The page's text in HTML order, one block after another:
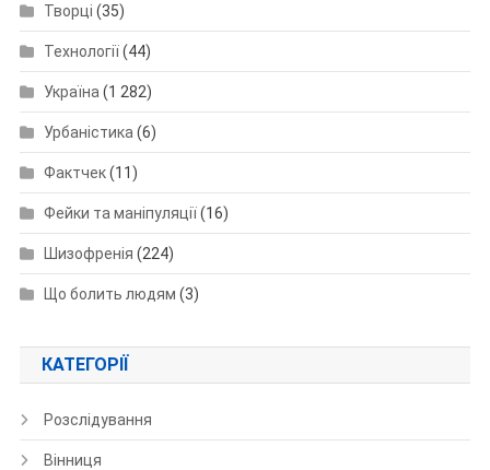
Творці (35)
Технології(44)
Україна (1 282)
Урбаністика (6)
Фактчек(11)
Фейки та маніпуляції(16)
Шизофренія (224)
Що болить людям (3)
КАТЕГОРІЇ
Розслідування
Вінниця